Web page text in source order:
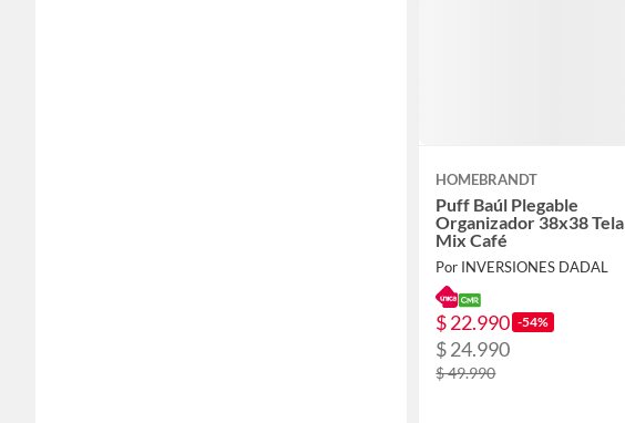
HOMEBRANDT
Puff Baúl Plegable
Organizador 38x38 Tela
Mix Café
Por INVERSIONES DADAL
$ 22.990 -54%
$ 24.990
$ 49.990